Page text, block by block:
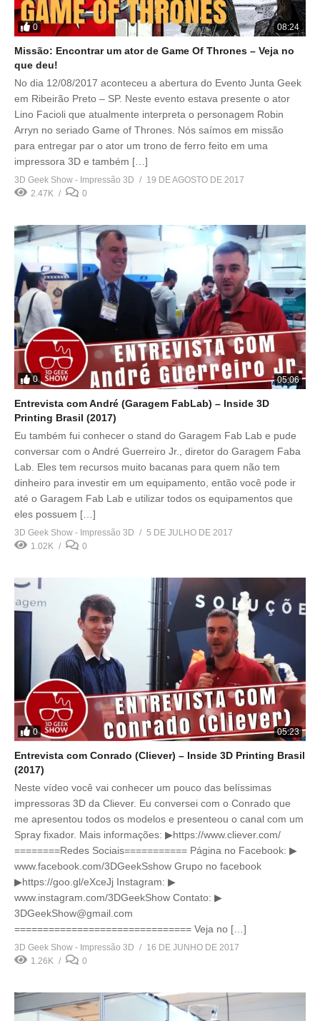
0 08:24
Missão: Encontrar um ator de Game Of Thrones – Veja no
que deu!
No dia 12/08/2017 aconteceu a abertura do Evento Junta Geek
em Ribeirão Preto – SP. Neste evento estava presente o ator
Lino Facioli que atualmente interpreta o personagem Robin
Arryn no seriado Game of Thrones. Nós saímos em missão
para entregar par o ator um trono de ferro feito em uma
impressora 3D e também […]
3D Geek Show - Impressão 3D
19 DE AGOSTO DE 2017
2.47K
0
0 05:06
Entrevista com André (Garagem FabLab) – Inside 3D
Printing Brasil (2017)
Eu também fui conhecer o stand do Garagem Fab Lab e pude
conversar com o André Guerreiro Jr., diretor do Garagem Faba
Lab. Eles tem recursos muito bacanas para quem não tem
dinheiro para investir em um equipamento, então você pode ir
até o Garagem Fab Lab e utilizar todos os equipamentos que
eles possuem […]
3D Geek Show - Impressão 3D
5 DE JULHO DE 2017
1.02K
0
0 05:23
Entrevista com Conrado (Cliever) – Inside 3D Printing Brasil
(2017)
Neste vídeo você vai conhecer um pouco das belíssimas
impressoras 3D da Cliever. Eu conversei com o Conrado que
me apresentou todos os modelos e presenteou o canal com um
Spray fixador. Mais informações: ▶https://www.cliever.com/
========Redes Sociais=========== Página no Facebook: ▶
www.facebook.com/3DGeekSshow Grupo no facebook
▶https://goo.gl/eXceJj Instagram: ▶
www.instagram.com/3DGeekShow Contato: ▶
3DGeekShow@gmail.com
=============================== Veja no […]
3D Geek Show - Impressão 3D
16 DE JUNHO DE 2017
1.26K
0